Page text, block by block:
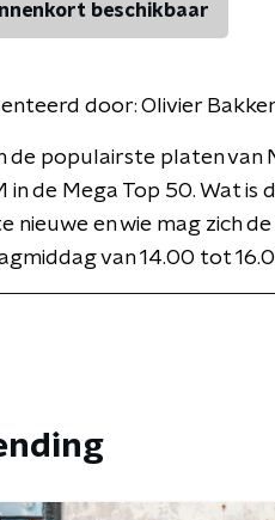
beschikbaar
door: Olivier
de populairste platen
in de Mega Top 50. Wat
nieuwe en wie mag zich
van 14.00 tot